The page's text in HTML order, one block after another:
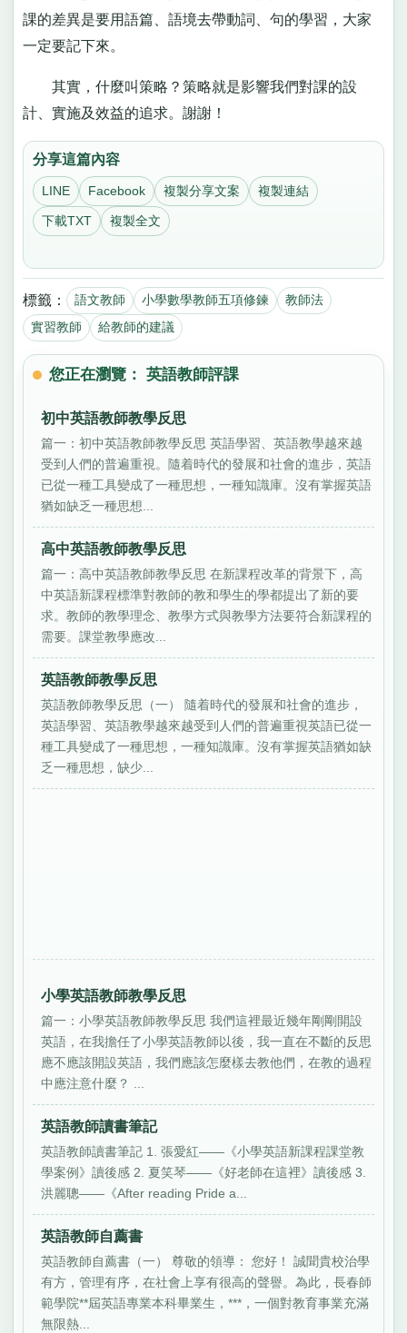
課的差異是要用語篇、語境去帶動詞、句的學習，大家
一定要記下來。
其實，什麼叫策略？策略就是影響我們對課的設
計、實施及效益的追求。謝謝！
分享這篇內容
LINE Facebook 複製分享文案 複製連結
下載TXT 複製全文
標籤： 語文教師 小學數學教師五項修鍊
教師法
實習教師
給教師的建議
您正在瀏覽： 英語教師評課
初中英語教師教學反思
篇一：初中英語教師教學反思 英語學習、英語教學越來越
受到人們的普遍重視。隨着時代的發展和社會的進步，英語
已從一種工具變成了一種思想，一種知識庫。沒有掌握英語
猶如缺乏一種思想...
高中英語教師教學反思
篇一：高中英語教師教學反思 在新課程改革的背景下，高
中英語新課程標準對教師的教和學生的學都提出了新的要
求。教師的教學理念、教學方式與教學方法要符合新課程的
需要。課堂教學應改...
英語教師教學反思
英語教師教學反思（一） 隨着時代的發展和社會的進步，
英語學習、英語教學越來越受到人們的普遍重視英語已從一
種工具變成了一種思想，一種知識庫。沒有掌握英語猶如缺
乏一種思想，缺少...
小學英語教師教學反思
篇一：小學英語教師教學反思 我們這裡最近幾年剛剛開設
英語，在我擔任了小學英語教師以後，我一直在不斷的反思
應不應該開設英語，我們應該怎麼樣去教他們，在教的過程
中應注意什麼？ ...
英語教師讀書筆記
英語教師讀書筆記 1. 張愛紅——《小學英語新課程課堂教
學案例》讀後感 2. 夏笑琴——《好老師在這裡》讀後感 3.
洪麗聰——《After reading Pride a...
英語教師自薦書
英語教師自薦書（一） 尊敬的領導： 您好！ 誠聞貴校治學
有方，管理有序，在社會上享有很高的聲譽。為此，長春師
範學院**屆英語專業本科畢業生，***，一個對教育事業充滿
無限熱...